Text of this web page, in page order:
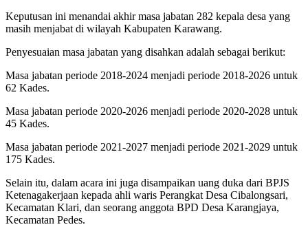
Keputusan ini menandai akhir masa jabatan 282 kepala desa yang
masih menjabat di wilayah Kabupaten Karawang.
Penyesuaian masa jabatan yang disahkan adalah sebagai berikut:
Masa jabatan periode 2018-2024 menjadi periode 2018-2026 untuk
62 Kades.
Masa jabatan periode 2020-2026 menjadi periode 2020-2028 untuk
45 Kades.
Masa jabatan periode 2021-2027 menjadi periode 2021-2029 untuk
175 Kades.
Selain itu, dalam acara ini juga disampaikan uang duka dari BPJS
Ketenagakerjaan kepada ahli waris Perangkat Desa Cibalongsari,
Kecamatan Klari, dan seorang anggota BPD Desa Karangjaya,
Kecamatan Pedes.